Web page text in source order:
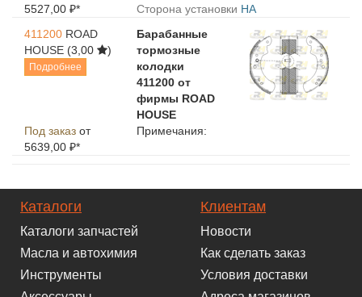
5527,00 ₽*
Сторона установки HA
411200 ROAD
HOUSE (3,00 )
Подробнее
Барабанные
тормозные
колодки
411200 от
фирмы ROAD
HOUSE
Под заказ от
5639,00 ₽*
Примечания:
Каталоги
Каталоги запчастей
Масла и автохимия
Инструменты
Клиентам
Новости
Как сделать заказ
Условия доставки